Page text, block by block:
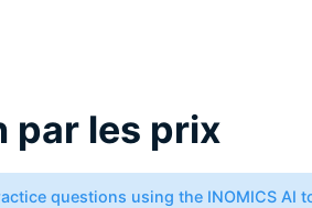
par les prix
questions using the INOMICS AI